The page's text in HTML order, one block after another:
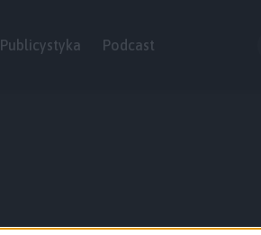
Publicystyka Podcast